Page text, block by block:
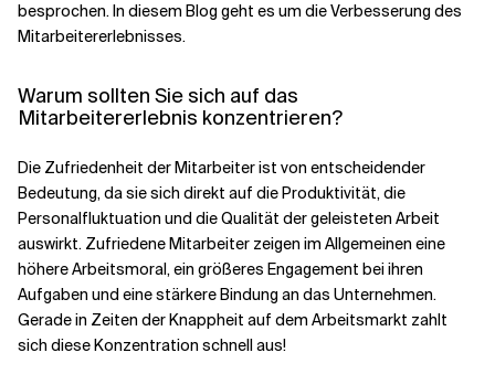
Verwandte Themen
besprochen. In diesem Blog geht es um die Verbesserung des
Mitarbeitererlebnisses.
Warum sollten Sie sich auf das
Mitarbeitererlebnis konzentrieren?
Die Zufriedenheit der Mitarbeiter ist von entscheidender
Bedeutung, da sie sich direkt auf die Produktivität, die
Personalfluktuation und die Qualität der geleisteten Arbeit
auswirkt. Zufriedene Mitarbeiter zeigen im Allgemeinen eine
höhere Arbeitsmoral, ein größeres Engagement bei ihren
Aufgaben und eine stärkere Bindung an das Unternehmen.
Gerade in Zeiten der Knappheit auf dem Arbeitsmarkt zahlt
sich diese Konzentration schnell aus!